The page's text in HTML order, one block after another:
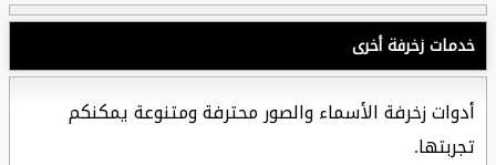
خدمات زخرفة أخرى
أدوات زخرفة الأسماء والصور محترفة ومتنوعة يمكنكم
تجربتها.